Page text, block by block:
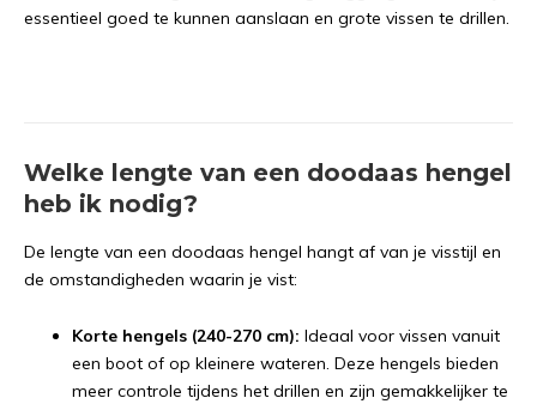
essentieel goed te kunnen aanslaan en grote vissen te drillen.
Welke lengte van een doodaas hengel
heb ik nodig?
De lengte van een doodaas hengel hangt af van je visstijl en
de omstandigheden waarin je vist:
Korte hengels (240-270 cm): Ideaal voor vissen vanuit
een boot of op kleinere wateren. Deze hengels bieden
meer controle tijdens het drillen en zijn gemakkelijker te